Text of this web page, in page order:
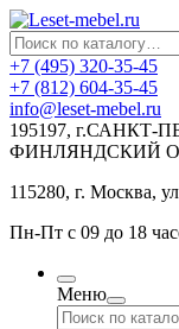
+7 (495) 320-35-45
+7 (812) 604-35-45
info@leset-mebel.ru
195197,
ФИНЛЯНДСКИЙ
115280, г. Москва,
Пн-Пт с 09 до 18
Меню